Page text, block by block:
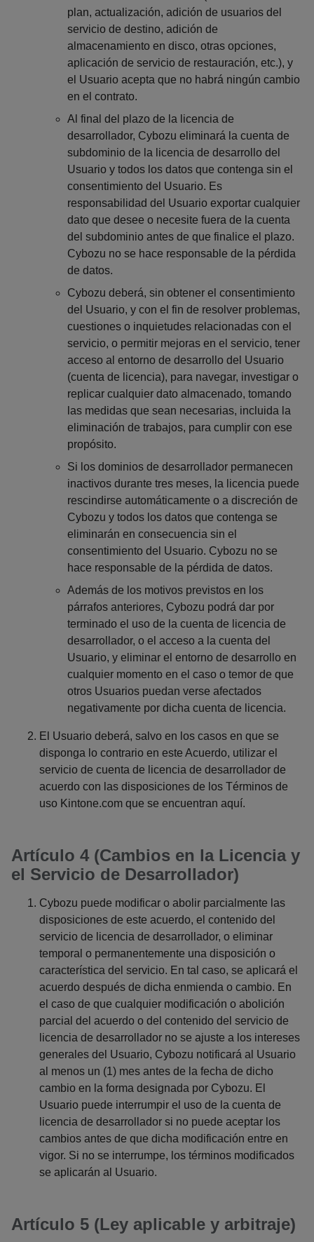
plan, actualización, adición de usuarios del
servicio de destino, adición de
almacenamiento en disco, otras opciones,
aplicación de servicio de restauración, etc.), y
el Usuario acepta que no habrá ningún cambio
en el contrato.
Al final del plazo de la licencia de
desarrollador, Cybozu eliminará la cuenta de
subdominio de la licencia de desarrollo del
Usuario y todos los datos que contenga sin el
consentimiento del Usuario. Es
responsabilidad del Usuario exportar cualquier
dato que desee o necesite fuera de la cuenta
del subdominio antes de que finalice el plazo.
Cybozu no se hace responsable de la pérdida
de datos.
Cybozu deberá, sin obtener el consentimiento
del Usuario, y con el fin de resolver problemas,
cuestiones o inquietudes relacionadas con el
servicio, o permitir mejoras en el servicio, tener
acceso al entorno de desarrollo del Usuario
(cuenta de licencia), para navegar, investigar o
replicar cualquier dato almacenado, tomando
las medidas que sean necesarias, incluida la
eliminación de trabajos, para cumplir con ese
propósito.
Si los dominios de desarrollador permanecen
inactivos durante tres meses, la licencia puede
rescindirse automáticamente o a discreción de
Cybozu y todos los datos que contenga se
eliminarán en consecuencia sin el
consentimiento del Usuario. Cybozu no se
hace responsable de la pérdida de datos.
Además de los motivos previstos en los
párrafos anteriores, Cybozu podrá dar por
terminado el uso de la cuenta de licencia de
desarrollador, o el acceso a la cuenta del
Usuario, y eliminar el entorno de desarrollo en
cualquier momento en el caso o temor de que
otros Usuarios puedan verse afectados
negativamente por dicha cuenta de licencia.
El Usuario deberá, salvo en los casos en que se
disponga lo contrario en este Acuerdo, utilizar el
servicio de cuenta de licencia de desarrollador de
acuerdo con las disposiciones de los Términos de
uso Kintone.com que se encuentran aquí.
Artículo 4 (Cambios en la Licencia y
el Servicio de Desarrollador)
Cybozu puede modificar o abolir parcialmente las
disposiciones de este acuerdo, el contenido del
servicio de licencia de desarrollador, o eliminar
temporal o permanentemente una disposición o
característica del servicio. En tal caso, se aplicará el
acuerdo después de dicha enmienda o cambio. En
el caso de que cualquier modificación o abolición
parcial del acuerdo o del contenido del servicio de
licencia de desarrollador no se ajuste a los intereses
generales del Usuario, Cybozu notificará al Usuario
al menos un (1) mes antes de la fecha de dicho
cambio en la forma designada por Cybozu. El
Usuario puede interrumpir el uso de la cuenta de
licencia de desarrollador si no puede aceptar los
cambios antes de que dicha modificación entre en
vigor. Si no se interrumpe, los términos modificados
se aplicarán al Usuario.
Artículo 5 (Ley aplicable y arbitraje)